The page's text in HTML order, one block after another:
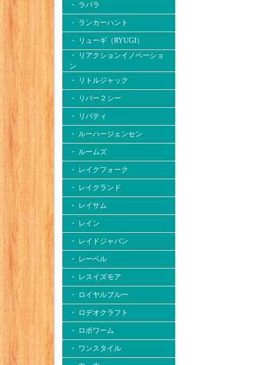
・ ラパラ
・ ランカーハント
・ リューギ（RYUGI）
・ リアクションイノベーショ
ン
・ リトルジャック
・ リバー２シー
・ リバティ
・ ルーハージェンセン
・ ルームズ
・ レイクフォーク
・ レイクランド
・ レイサム
・ レイン
・ レイドジャパン
・ レーベル
・ レスイズモア
・ ロイヤルブルー
・ ロデオクラフト
・ ロボワーム
・ ワンスタイル